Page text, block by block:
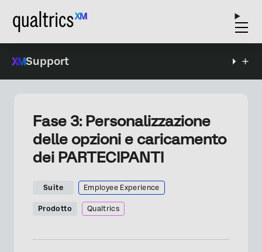
Support
Fase 3: Personalizzazione
delle opzioni e caricamento
dei PARTECIPANTI
Suite Employee Experience
Prodotto Qualtrics